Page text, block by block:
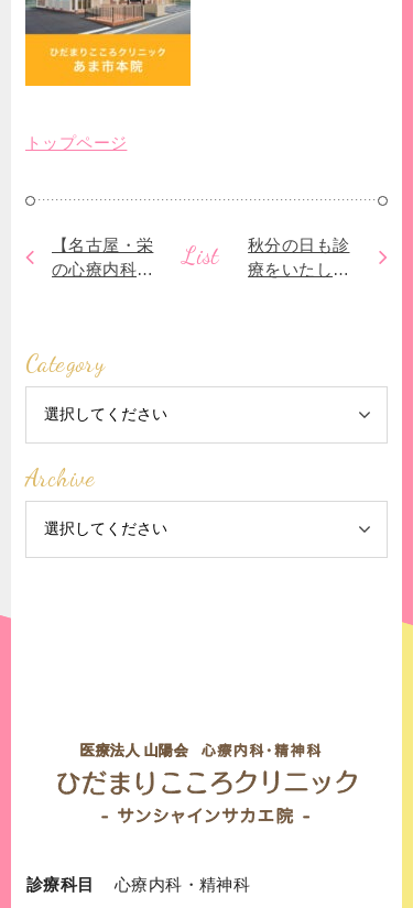
トップページ
【名古屋・栄
の心療内科】
ートについて
List
秋分の日も診
療をいたしま
Category
Archive
診療科目 心療内科 ・精神科